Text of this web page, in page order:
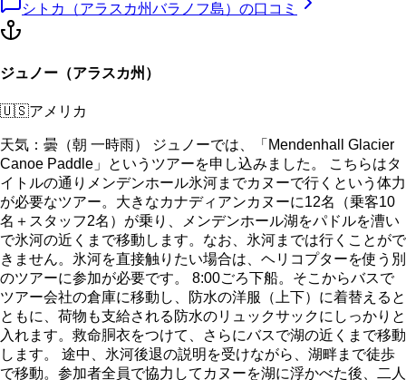
シトカ（アラスカ州バラノフ島） の口コミ
ジュノー（アラスカ州）
🇺🇸アメリカ
天気：曇（朝 一時雨） ジュノーでは、「Mendenhall Glacier
Canoe Paddle」というツアーを申し込みました。 こちらはタ
イトルの通りメンデンホール氷河までカヌーで行くという体力
が必要なツアー。大きなカナディアンカヌーに12名（乗客10
名＋スタッフ2名）が乗り、メンデンホール湖をパドルを漕い
で氷河の近くまで移動します。なお、氷河までは行くことがで
きません。氷河を直接触りたい場合は、ヘリコプターを使う別
のツアーに参加が必要です。 8:00ごろ下船。そこからバスで
ツアー会社の倉庫に移動し、防水の洋服（上下）に着替えると
ともに、荷物も支給される防水のリュックサックにしっかりと
入れます。救命胴衣をつけて、さらにバスで湖の近くまで移動
します。 途中、氷河後退の説明を受けながら、湖畔まで徒歩
で移動。参加者全員で協力してカヌーを湖に浮かべた後、二人